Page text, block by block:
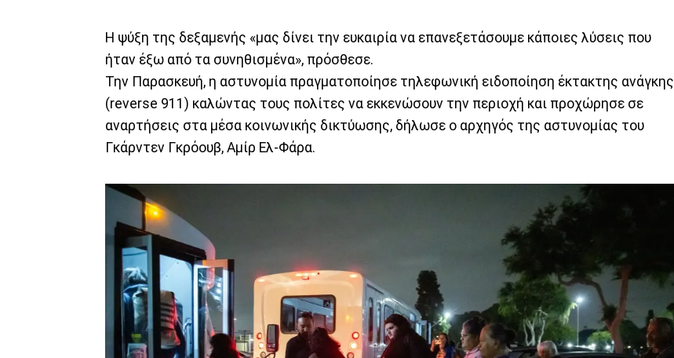
Η ψύξη της δεξαμενής «μας δίνει την ευκαιρία να επανεξετάσουμε κάποιες λύσεις που
ήταν έξω από τα συνηθισμένα», πρόσθεσε.
Την Παρασκευή, η αστυνομία πραγματοποίησε τηλεφωνική ειδοποίηση έκτακτης ανάγκης
(reverse 911) καλώντας τους πολίτες να εκκενώσουν την περιοχή και προχώρησε σε
αναρτήσεις στα μέσα κοινωνικής δικτύωσης, δήλωσε ο αρχηγός της αστυνομίας του
Γκάρντεν Γκρόουβ, Αμίρ Ελ-Φάρα.